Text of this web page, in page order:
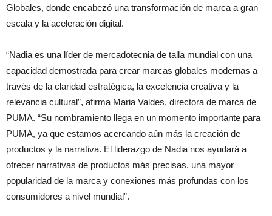
Globales, donde encabezó una transformación de marca a gran
escala y la aceleración digital.
“Nadia es una líder de mercadotecnia de talla mundial con una
capacidad demostrada para crear marcas globales modernas a
través de la claridad estratégica, la excelencia creativa y la
relevancia cultural”, afirma Maria Valdes, directora de marca de
PUMA. “Su nombramiento llega en un momento importante para
PUMA, ya que estamos acercando aún más la creación de
productos y la narrativa. El liderazgo de Nadia nos ayudará a
ofrecer narrativas de productos más precisas, una mayor
popularidad de la marca y conexiones más profundas con los
consumidores a nivel mundial”.